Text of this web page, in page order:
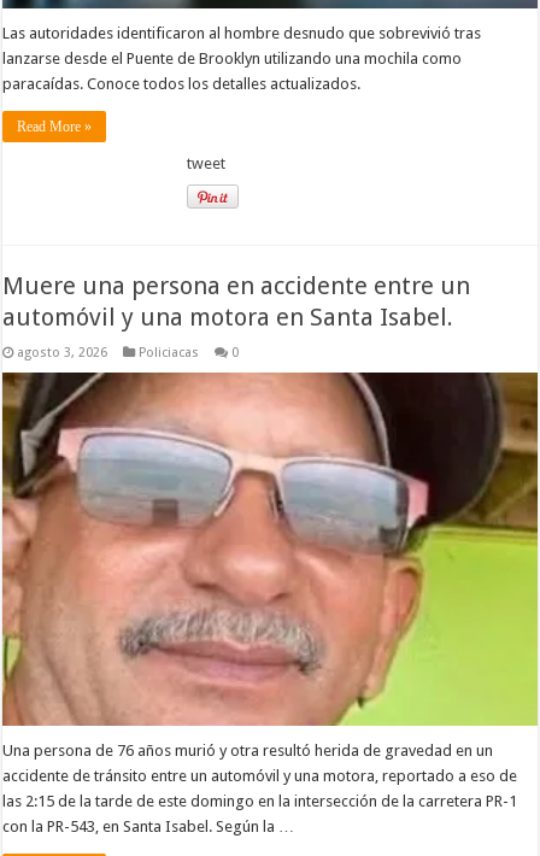
Las autoridades identificaron al hombre desnudo que sobrevivió tras
lanzarse desde el Puente de Brooklyn utilizando una mochila como
paracaídas. Conoce todos los detalles actualizados.
Read More »
tweet
Muere una persona en accidente entre un
automóvil y una motora en Santa Isabel.
agosto 3, 2026 Policiacas 0
Una persona de 76 años murió y otra resultó herida de gravedad en un
accidente de tránsito entre un automóvil y una motora, reportado a eso de
las 2:15 de la tarde de este domingo en la intersección de la carretera PR-1
con la PR-543, en Santa Isabel. Según la …